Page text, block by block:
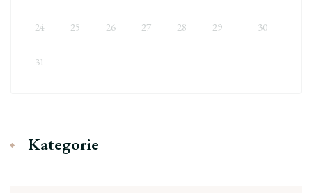
24 25 26 27 28 29 30
31
Kategorie